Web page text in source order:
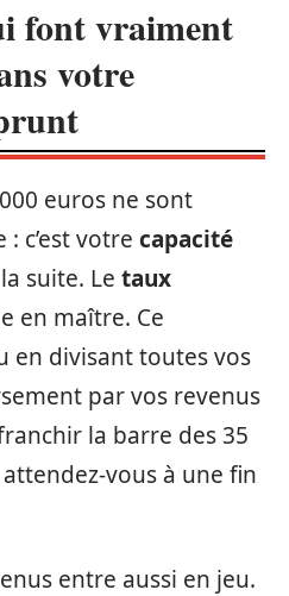
font vraiment
votre
euros ne sont
c’est votre capacité
suite. Le taux
en maître. Ce
en divisant toutes vos
par vos revenus
la barre des 35
attendez-vous à une fin
entre aussi en jeu.